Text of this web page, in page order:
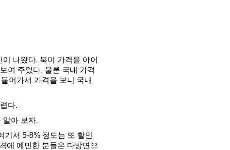
나왔다. 북미 가격을 아이
여 주었다. 물론 국내 가격
어가서 가격을 보니 국내
다.
알아 보자.
기서 5-8% 정도는 또 할인
에 예민한 분들은 다방면으